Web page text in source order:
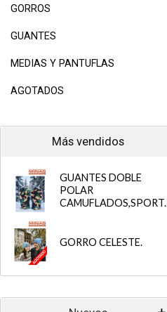
GORROS
GUANTES
MEDIAS Y PANTUFLAS
AGOTADOS
Más vendidos
GUANTES DOBLE
POLAR
CAMUFLADOS,SPORT.
GORRO CELESTE.